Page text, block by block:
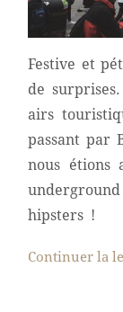
Festive et
de
airs
passant par
nous étions
hipsters !
Continuer la